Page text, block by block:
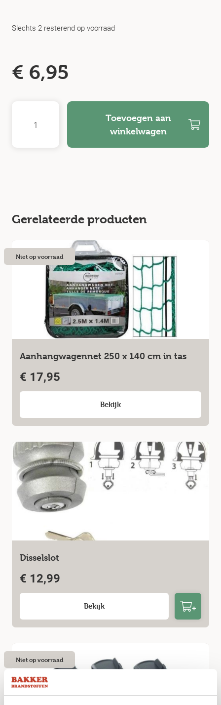
Slechts 2 resterend op voorraad
€ 6,95
Toevoegen aan
winkelwagen
Gerelateerde producten
Aanhangwagennet 250 x 140 cm in tas
€ 17,95
Bekijk
Niet op voorraad
Disselslot
€ 12,99
Bekijk
Niet op voorraad